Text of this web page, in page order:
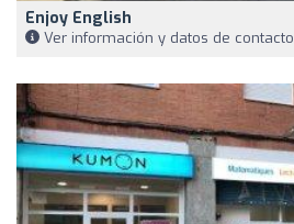
Enjoy English
Ver información y datos de contacto